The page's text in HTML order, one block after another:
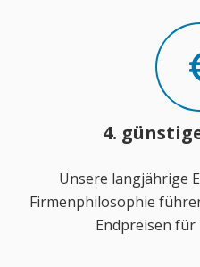
4.
Unsere langjährige
Firmenphilosophie
Endpreisen für